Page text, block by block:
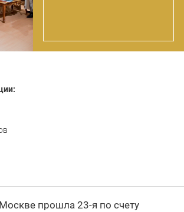
прошла 23-я по счету